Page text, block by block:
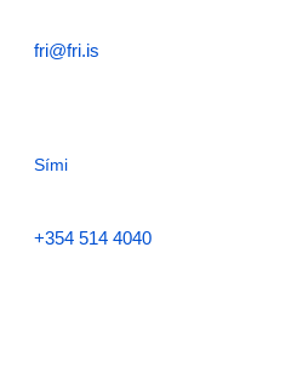
fri@fri.is
Sími
+354 514 4040